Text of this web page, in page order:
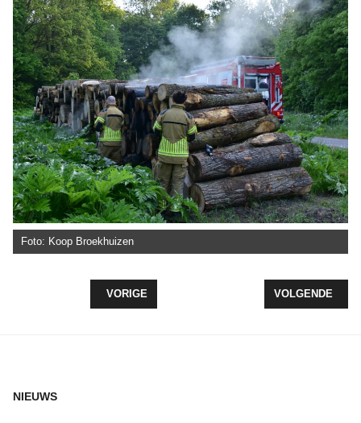
Foto: Koop Broekhuizen
VORIG ARTIKEL: AUTO TE WATER AAN DE
VORIGE VOLGENDE
VOLGENDE
NIEUWS